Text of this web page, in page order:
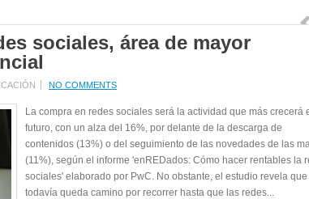
sociales, área de mayor
NO COMMENTS
La compra en redes sociales será la actividad que más crecerá
futuro, con un alza del 16%, por delante de la descarga de
contenidos (13%) o del seguimiento de las novedades de las
(11%), según el informe 'enREDados: Cómo hacer rentables la
sociales' elaborado por PwC. No obstante, el estudio revela que
todavía queda camino por recorrer hasta que las redes...